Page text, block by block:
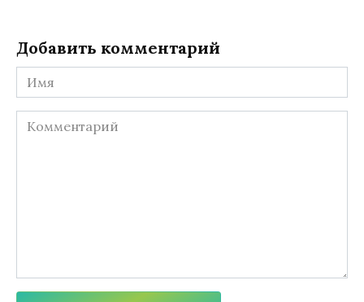
Добавить комментарий
Имя
Комментарий